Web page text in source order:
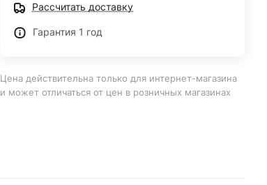
Рассчитать доставку
Гарантия 1 год
Цена действительна только для интернет-магазина
и может отличаться от цен в розничных магазинах